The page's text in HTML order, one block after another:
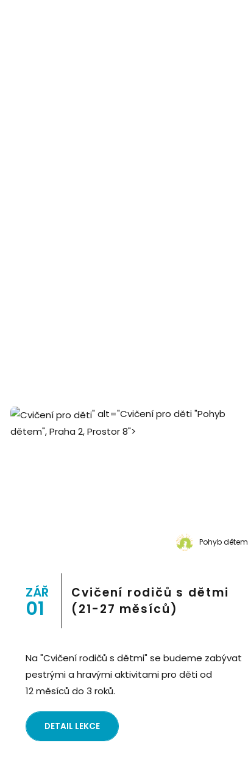
" alt="Cvičení pro děti "Pohyb
dětem", Praha 2, Prostor 8">
Pohyb dětem
ZÁŘ
01
Cvičení rodičů s dětmi
(21-27 měsíců)
Na "Cvičení rodičů s dětmi" se budeme zabývat
pestrými a hravými aktivitami pro děti od
12 měsíců do 3 roků.
DETAIL LEKCE